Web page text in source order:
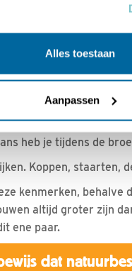
Alles toestaan
Aanpassen
uit elkaar houden
aan het eind van een
ze er aan het begin
net een beetje anders
dit jaar uit elkaar?
heb je tijdens de
Koppen, staarten,
kenmerken, behalve
altijd groter zijn
ene paar.
dat